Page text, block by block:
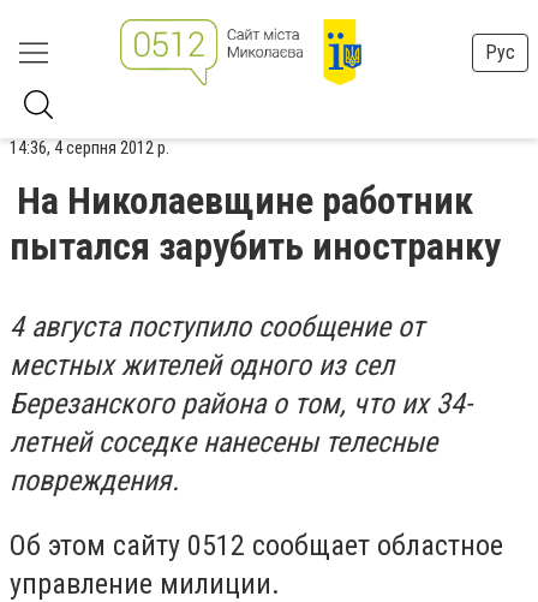
Рус
14:36, 4 серпня 2012 р.
На Николаевщине работник
пытался зарубить иностранку
4 августа поступило сообщение от
местных жителей одного из сел
Березанского района о том, что их 34-
летней соседке нанесены телесные
повреждения.
Об этом сайту 0512 сообщает областное
управление милиции.